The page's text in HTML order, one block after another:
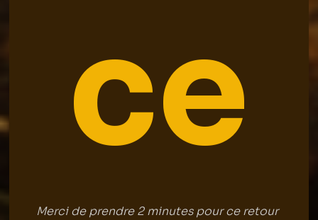
ce
Merci de prendre 2 minutes pour ce retour